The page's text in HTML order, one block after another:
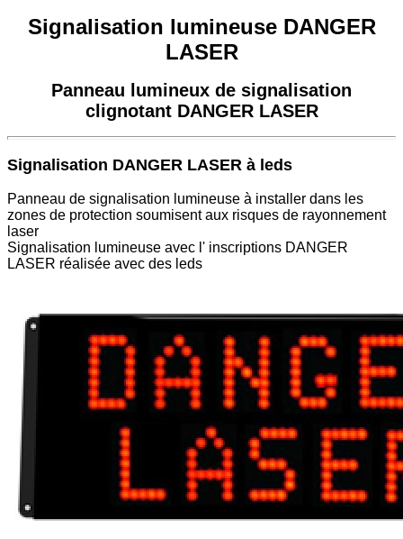
Signalisation lumineuse DANGER
LASER
Panneau lumineux de signalisation
clignotant DANGER LASER
Signalisation DANGER LASER à leds
Panneau de signalisation lumineuse à installer dans les
zones de protection soumisent aux risques de rayonnement
laser
Signalisation lumineuse avec l' inscriptions DANGER
LASER réalisée avec des leds